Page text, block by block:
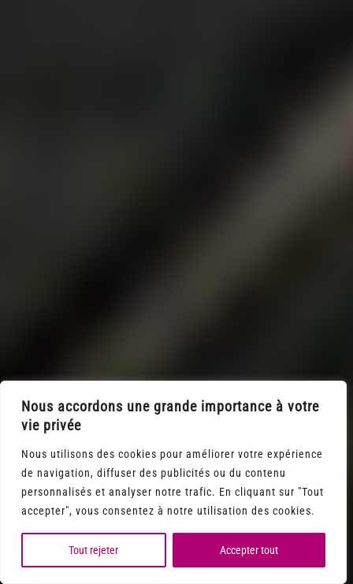
Nous accordons une grande importance à votre
vie privée
Nous utilisons des cookies pour améliorer votre expérience
de navigation, diffuser des publicités ou du contenu
personnalisés et analyser notre trafic. En cliquant sur "Tout
accepter", vous consentez à notre utilisation des cookies.
Tout rejeter Accepter tout